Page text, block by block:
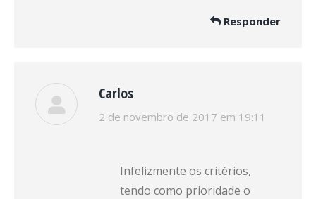
Responder
Carlos
disse:
2 de novembro de 2017 em 19:11
Infelizmente os critérios,
tendo como prioridade o